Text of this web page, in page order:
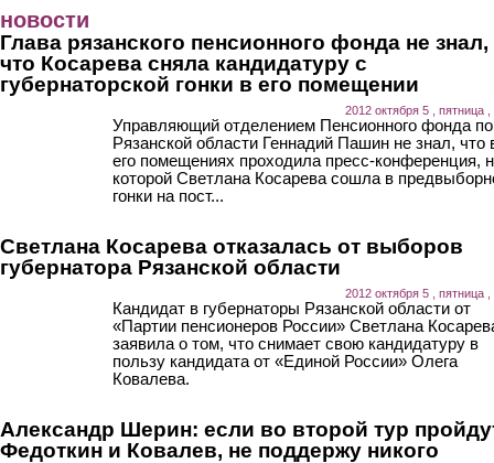
новости
Глава рязанского пенсионного фонда не знал,
что Косарева сняла кандидатуру с
губернаторской гонки в его помещении
2012 октября 5 , пятница ,
Управляющий отделением Пенсионного фонда по
Рязанской области Геннадий Пашин не знал, что
его помещениях проходила пресс-конференция,
которой Светлана Косарева сошла в
гонки на пост...
Светлана Косарева отказалась от выборов
губернатора Рязанской области
2012 октября 5 , пятница ,
Кандидат в губернаторы Рязанской области от
«Партии пенсионеров России» Светлана
заявила о том, что снимает свою кандидатуру в
пользу кандидата от «Единой России» Олега
Ковалева.
Александр Шерин: если во второй тур
Федоткин и Ковалев, не поддержу никого